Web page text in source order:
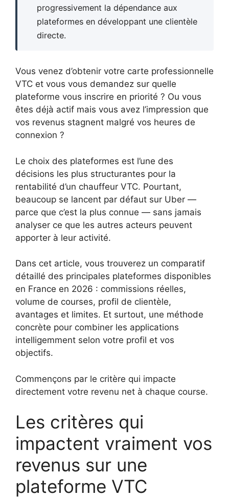
progressivement la dépendance aux
plateformes en développant une clientèle
directe.
Vous venez d’obtenir votre carte professionnelle
VTC et vous vous demandez sur quelle
plateforme vous inscrire en priorité ? Ou vous
êtes déjà actif mais vous avez l’impression que
vos revenus stagnent malgré vos heures de
connexion ?
Le choix des plateformes est l’une des
décisions les plus structurantes pour la
rentabilité d’un chauffeur VTC. Pourtant,
beaucoup se lancent par défaut sur Uber —
parce que c’est la plus connue — sans jamais
analyser ce que les autres acteurs peuvent
apporter à leur activité.
Dans cet article, vous trouverez un comparatif
détaillé des principales plateformes disponibles
en France en 2026 : commissions réelles,
volume de courses, profil de clientèle,
avantages et limites. Et surtout, une méthode
concrète pour combiner les applications
intelligemment selon votre profil et vos
objectifs.
Commençons par le critère qui impacte
directement votre revenu net à chaque course.
Les critères qui
impactent vraiment vos
revenus sur une
plateforme VTC